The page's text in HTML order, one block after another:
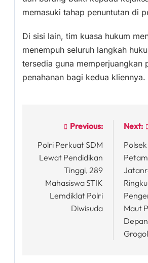
memasuki tahap penuntutan di
Di sisi lain, tim kuasa hukum
menempuh seluruh langkah
tersedia guna memperjuangkan
penahanan bagi kedua kliennya.
navigation
Previous:
Polri Perkuat SDM
Lewat Pendidikan
Tinggi, 289
Mahasiswa STIK
Lemdiklat Polri
Diwisuda
Next:
Maut
Grogol